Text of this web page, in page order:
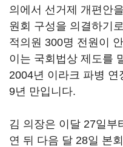
의에서 선거제 개편안
원회 구성을 의결하기
적의원 300명 전원이
이는 국회법상 제도를
2004년 이라크 파병
9년 만입니다.
김 의장은 이달 27일부
연 뒤 다음 달 28일 본